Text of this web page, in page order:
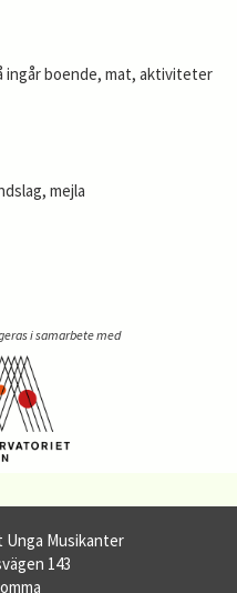
ingår boende, mat, aktiviteter
mejla
i samarbete med
Unga Musikanter
143